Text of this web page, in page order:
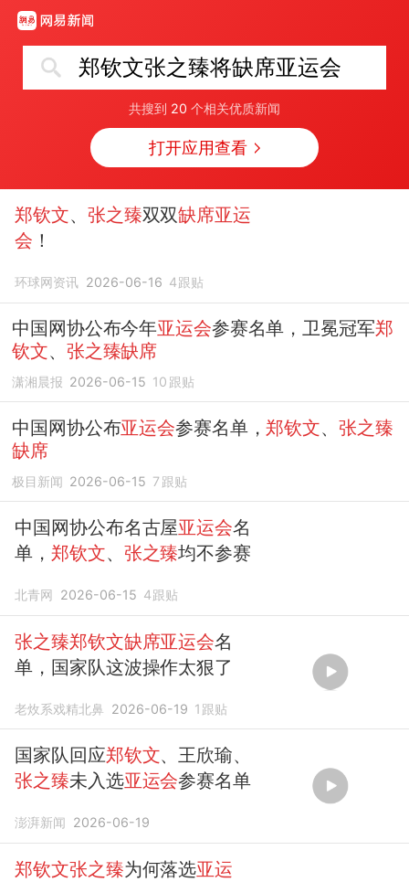
郑钦文张之臻将缺席亚运会
共搜到 20 个相关优质新闻
打开应用查看
郑钦文、 张之臻双双缺席亚运
会 ！
环球网资讯 2026-06-16 4跟贴
中国网协公布今年亚运会参赛名单，卫冕冠军郑
钦文、 张之臻缺席
潇湘晨报 2026-06-15 10 跟贴
中国网协公布亚运会参赛名单，郑钦文、 张之臻
缺席
极目新闻 2026-06-15 7 跟贴
中国网协公布名古屋亚运会名
单，郑钦文、 张之臻均不参赛
北青网 2026-06-15 4跟贴
张之臻郑钦文缺席亚运会名
单，国家队这波操作太狠了
老炇系戏精北鼻 2026-06-19 1 跟贴
国家队回应郑钦文、王欣瑜、
张之臻未入选亚运会参赛名单
澎湃新闻 2026-06-19
郑钦文张之臻为何落选亚运